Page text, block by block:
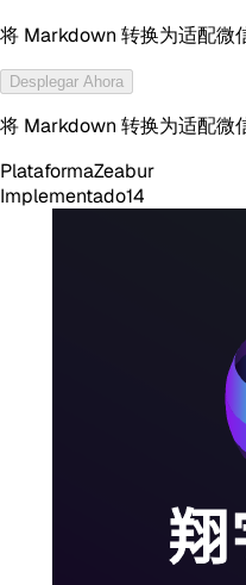
将 Markdown 转换为适配微
Desplegar Ahora
将 Markdown 转换为适配微
PlataformaZeabur
Implementado14